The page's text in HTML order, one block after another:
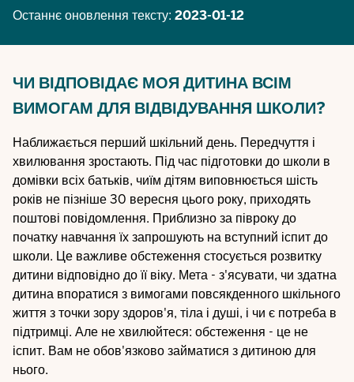
Останнє оновлення тексту: 2023-01-12
ЧИ ВІДПОВІДАЄ МОЯ ДИТИНА ВСІМ
ВИМОГАМ ДЛЯ ВІДВІДУВАННЯ ШКОЛИ?
Наближається перший шкільний день. Передчуття і
хвилювання зростають. Під час підготовки до школи в
домівки всіх батьків, чиїм дітям виповнюється шість
років не пізніше 30 вересня цього року, приходять
поштові повідомлення. Приблизно за півроку до
початку навчання їх запрошують на вступний іспит до
школи. Це важливе обстеження стосується розвитку
дитини відповідно до її віку. Мета - з'ясувати, чи здатна
дитина впоратися з вимогами повсякденного шкільного
життя з точки зору здоров'я, тіла і душі, і чи є потреба в
підтримці. Але не хвилюйтеся: обстеження - це не
іспит. Вам не обов'язково займатися з дитиною для
нього.